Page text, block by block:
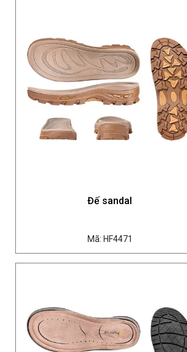
Đế sandal
Mã: HF4471